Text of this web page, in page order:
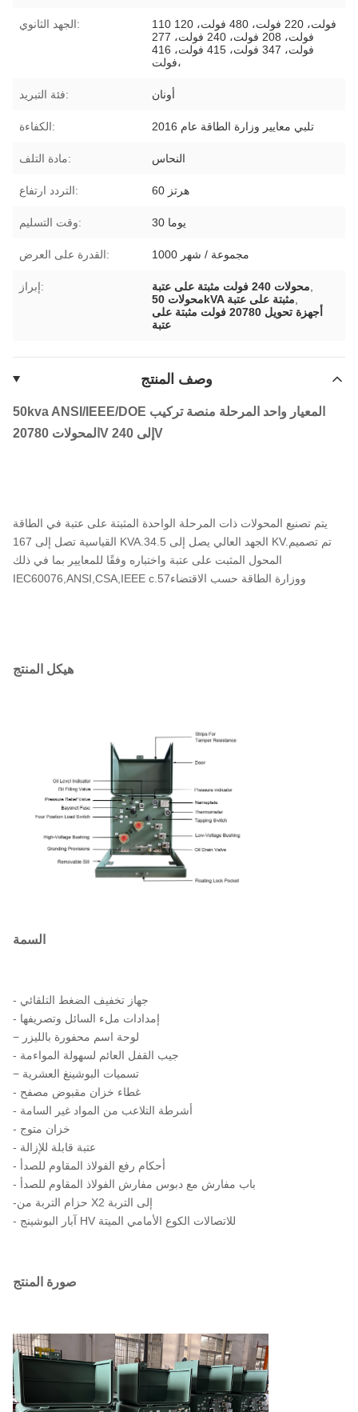
الجهد الثانوي:
110 فولت، 220 فولت، 480 فولت، 120
فولت، 208 فولت، 240 فولت، 277
فولت، 347 فولت، 415 فولت، 416
فولت،
فئة التبريد: أونان
الكفاءة: تلبي معايير وزارة الطاقة عام 2016
مادة التلف: النحاس
التردد ارتفاع: 60 هرتز
وقت التسليم: 30 يوما
القدرة على العرض: 1000 مجموعة / شهر
إبراز: محولات 240 فولت مثبتة على عتبة
محولات 50kVA مثبتة على عتبة
أجهزة تحويل 20780 فولت مثبتة على
عتبة
وصف المنتج
50kva ANSI/IEEE/DOE المعيار واحد المرحلة منصة تركيب
المحولات 20780V إلى 240V
يتم تصنيع المحولات ذات المرحلة الواحدة المثبتة على عتبة في الطاقة
القياسية تصل إلى 167 KVA.الجهد العالي يصل إلى 34.5 KV.تم تصميم
المحول المثبت على عتبة واختباره وفقًا للمعايير بما في ذلك
IEC60076,ANSI,CSA,IEEE c.57ووزارة الطاقة حسب الاقتضاء
هيكل المنتج
السمة
- جهاز تخفيف الضغط التلقائي
- إمدادات ملء السائل وتصريفها
− لوحة اسم محفورة بالليزر
- جيب القفل العائم لسهولة المواءمة
− تسميات البوشينغ العشرية
- غطاء خزان مقبوض مصفح
- أشرطة التلاعب من المواد غير السامة
- خزان متوج
- عتبة قابلة للإزالة
- أحكام رفع الفولاذ المقاوم للصدأ
- باب مفارش مع دبوس مفارش الفولاذ المقاوم للصدأ
-حزام التربة من X2 إلى التربة
- آبار البوشينج HV للاتصالات الكوع الأمامي الميتة
صورة المنتج